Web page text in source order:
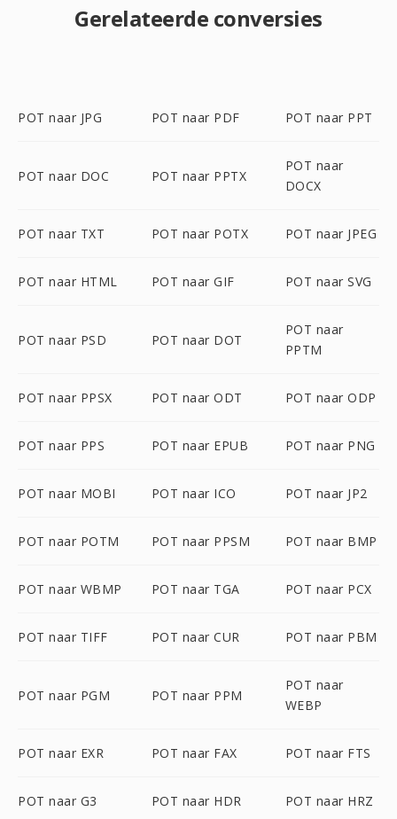
Gerelateerde conversies
POT naar JPG POT naar PDF POT naar PPT
POT naar DOC POT naar PPTX
POT naar
DOCX
POT naar TXT POT naar POTX POT naar JPEG
POT naar HTML POT naar GIF POT naar SVG
POT naar PSD POT naar DOT
POT naar
PPTM
POT naar PPSX POT naar ODT POT naar ODP
POT naar PPS POT naar EPUB POT naar PNG
POT naar MOBI POT naar ICO POT naar JP2
POT naar POTM POT naar PPSM POT naar BMP
POT naar WBMP POT naar TGA POT naar PCX
POT naar TIFF POT naar CUR POT naar PBM
POT naar PGM POT naar PPM
POT naar
WEBP
POT naar EXR POT naar FAX POT naar FTS
POT naar G3 POT naar HDR POT naar HRZ